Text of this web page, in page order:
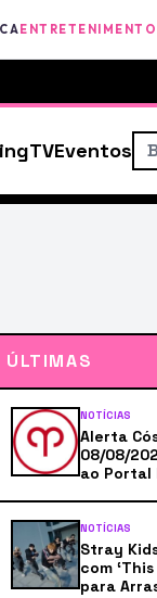
ENTRETENIMENTO
TVEventos
ÚLTIMAS
NOTÍCIAS
Alerta
08/08/
ao Portal
NOTÍCIAS
Stray
com
para